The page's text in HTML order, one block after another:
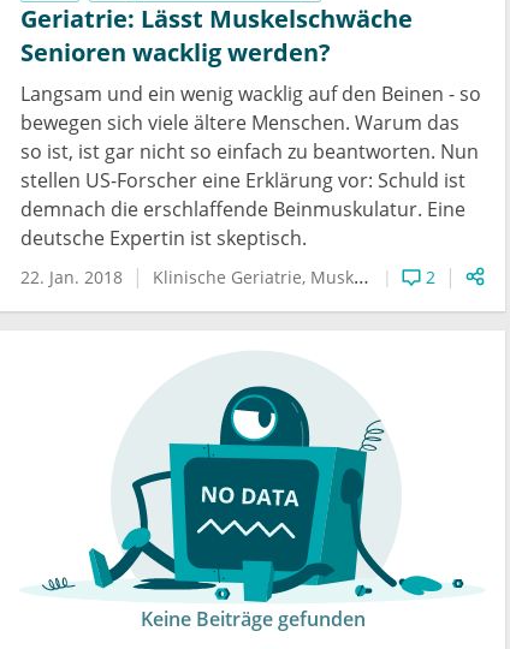
Geriatrie: Lässt Muskelschwäche
Senioren wacklig werden?
Langsam und ein wenig wacklig auf den Beinen - so
bewegen sich viele ältere Menschen. Warum das
so ist, ist gar nicht so einfach zu beantworten. Nun
stellen US-Forscher eine Erklärung vor: Schuld ist
demnach die erschlaffende Beinmuskulatur. Eine
deutsche Expertin ist skeptisch.
22. Jan. 2018 Klinische Geriatrie Muskelschwäche 2
Keine Beiträge gefunden